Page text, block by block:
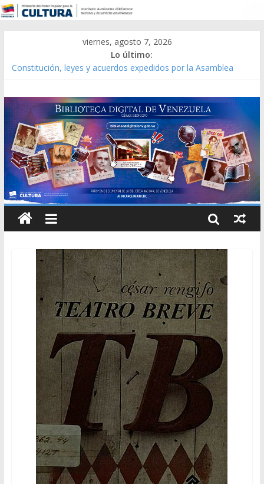
viernes, agosto 7, 2026
Lo último:
Constitución, leyes y acuerdos expedidos por la Asamblea
Modesta Bor Sánchez [material gráfico]
Gaceta Oficial de la República de Venezuela año CXXXIII Mes V,
Caracas 09 de marzo de 2006 N° 38.394
Catálogo temático de obras de Modesta Bor